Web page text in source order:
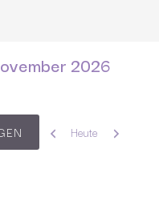
2026
Zurück
Heute Weiter